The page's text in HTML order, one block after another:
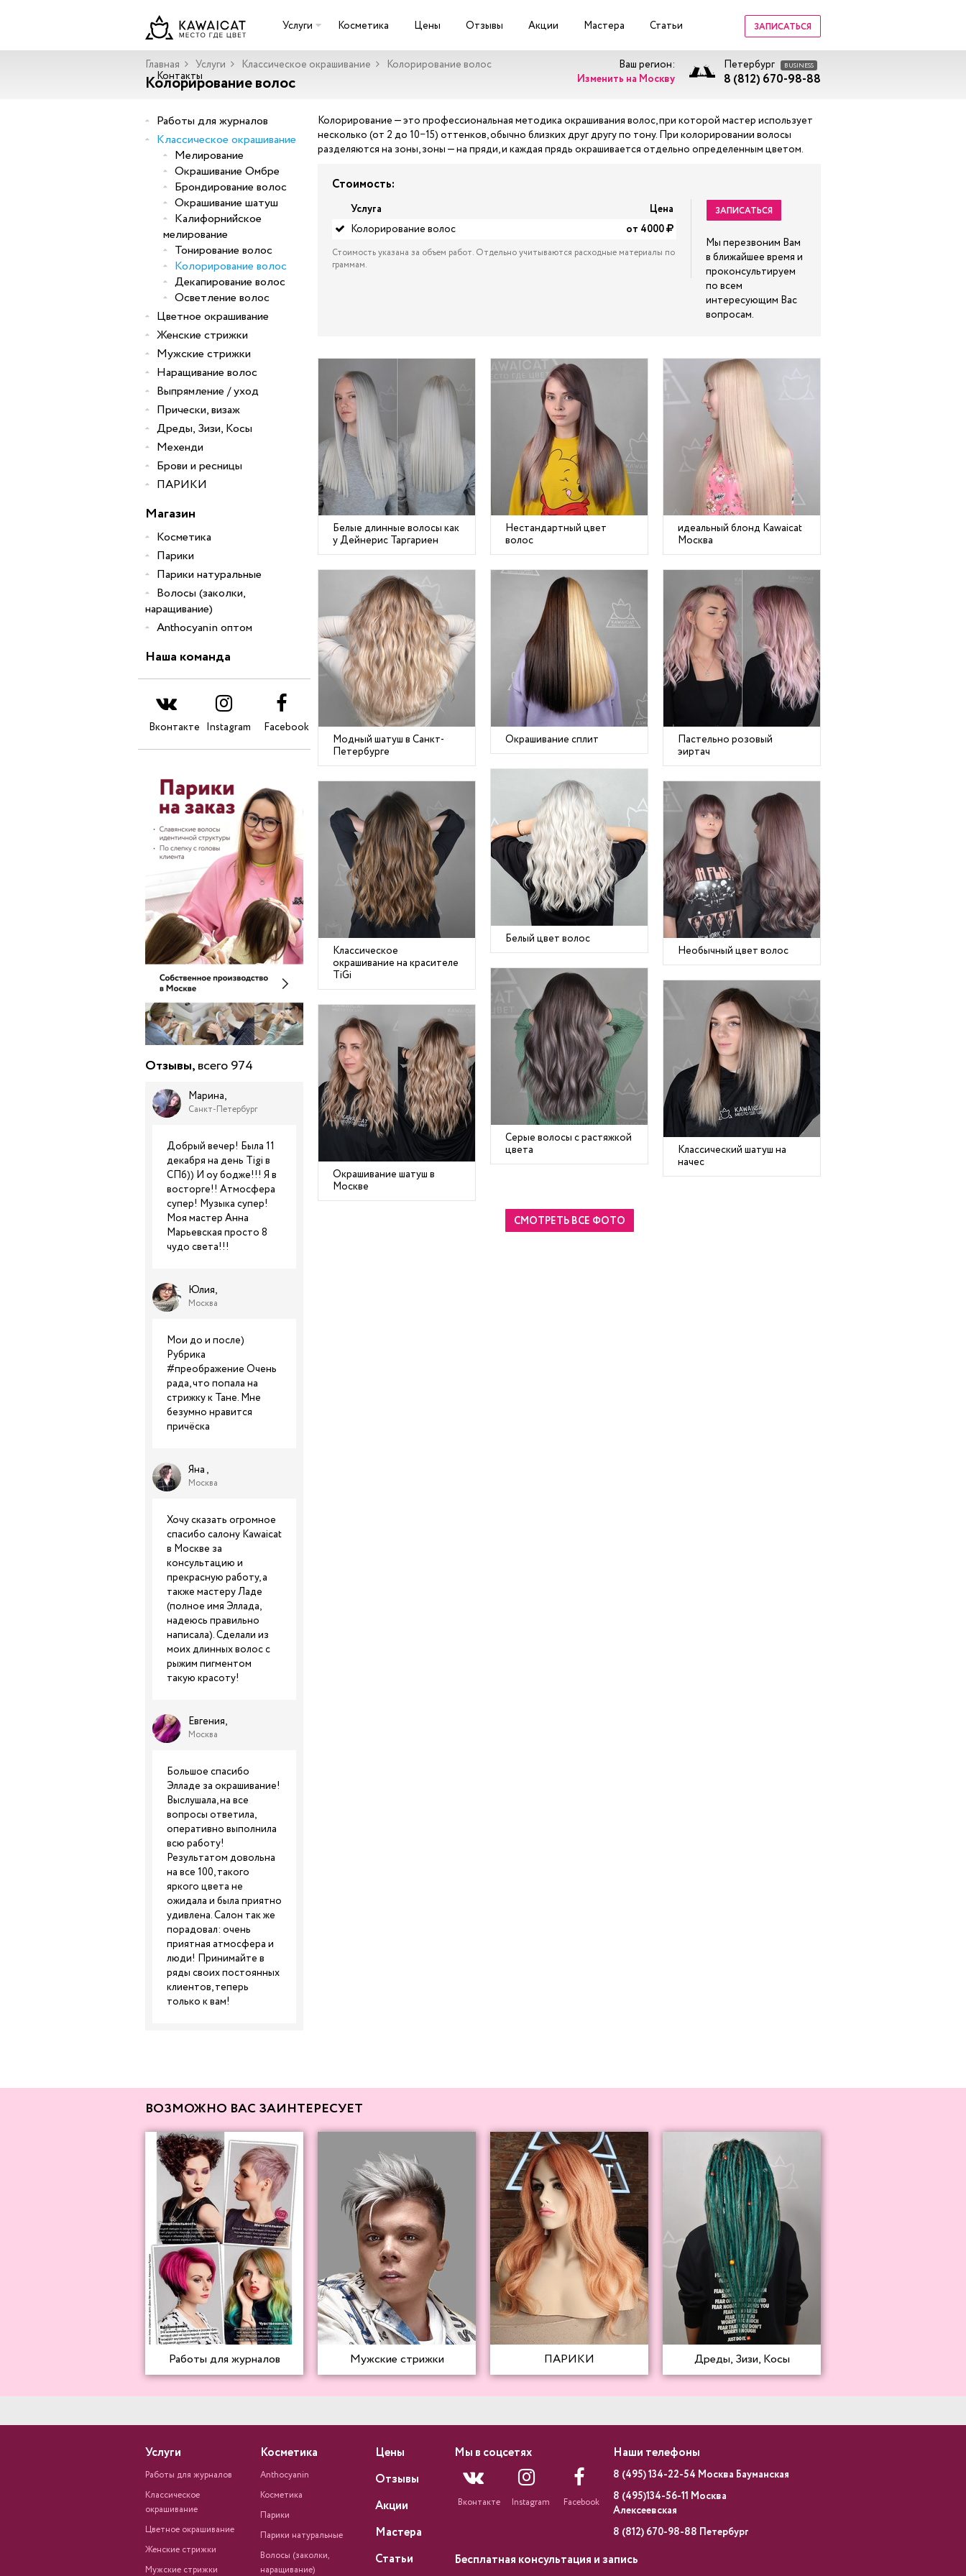
ЗАПИСАТЬСЯ
Услуги Косметика Цены Отзывы Акции Мастера Статьи
Контакты
Ваш регион:
Изменить на Москву
Петербург BUSINESS
8 (812) 670-98-88
Главная Услуги Классическое окрашивание Колорирование волос
Колорирование волос
Работы для журналов
Классическое окрашивание
Мелирование
Окрашивание Омбре
Брондирование волос
Окрашивание шатуш
Калифорнийское
мелирование
Тонирование волос
Колорирование волос
Декапирование волос
Осветление волос
Цветное окрашивание
Женские стрижки
Мужские стрижки
Наращивание волос
Выпрямление / уход
Прически, визаж
Дреды, Зизи, Косы
Мехенди
Брови и ресницы
ПАРИКИ
Магазин
Косметика
Парики
Парики натуральные
Волосы (заколки,
наращивание)
Anthocyanin оптом
Наша команда
Вконтакте Instagram Facebook
Отзывы,всего 974
Марина,
Санкт-Петербург
Добрый вечер! Была 11
декабря на день Tigi в
СПб)) И оу бодже!!! Я в
восторге!! Атмосфера
супер! Музыка супер!
Моя мастер Анна
Марьевская просто 8
чудо света!!!
Юлия,
Москва
Мои до и после)
Рубрика
#преображение Очень
рада, что попала на
стрижку к Тане. Мне
безумно нравится
причёска
Яна ,
Москва
Хочу сказать огромное
спасибо салону Kawaicat
в Москве за
консультацию и
прекрасную работу, а
также мастеру Ладе
(полное имя Эллада,
надеюсь правильно
написала). Сделали из
моих длинных волос с
рыжим пигментом
такую красоту!
Евгения,
Москва
Большое спасибо
Элладе за окрашивание!
Выслушала, на все
вопросы ответила,
оперативно выполнила
всю работу!
Результатом довольна
на все 100, такого
яркого цвета не
ожидала и была приятно
удивлена. Салон так же
порадовал: очень
приятная атмосфера и
люди! Принимайте в
ряды своих постоянных
клиентов, теперь
только к вам!
Колорирование — это профессиональная методика окрашивания волос, при которой мастер использует
несколько (от 2 до 10−15) оттенков, обычно близких друг другу по тону. При колорировании волосы
разделяются на зоны, зоны — на пряди, и каждая прядь окрашивается отдельно определенным цветом.
Стоимость:
Услуга
Цена
Колорирование волос
от 4000
Стоимость указана за объем работ. Отдельно учитываются расходные материалы по
граммам.
ЗАПИСАТЬСЯ
Мы перезвоним Вам
в ближайшее время и
проконсультируем
по всем
интересующим Вас
вопросам.
Белые длинные волосы как
у Дейнерис Таргариен
Нестандартный цвет
волос
идеальный блонд Kawaicat
Москва
Модный шатуш в Санкт-
Петербурге
Окрашивание сплит
Пастельно розовый
эиртач
Белый цвет волос
Классическое
окрашивание на красителе
TiGi
Необычный цвет волос
Серые волосы с растяжкой
цвета
Классический шатуш на
начес
Окрашивание шатуш в
Москве
СМОТРЕТЬ ВСЕ ФОТО
ВОЗМОЖНО ВАС ЗАИНТЕРЕСУЕТ
Работы для журналов Мужские стрижки ПАРИКИ Дреды, Зизи, Косы
Услуги
Работы для журналов
Классическое
окрашивание
Цветное окрашивание
Женские стрижки
Мужские стрижки
Косметика
Anthocyanin
Косметика
Парики
Парики натуральные
Волосы (заколки,
наращивание)
Цены
Отзывы
Акции
Мастера
Статьи
Мы в соцсетях
Вконтакте Instagram Facebook
Наши телефоны
8 (495) 134-22-54 Москва Бауманская
8 (495)134-56-11 Москва
Алексеевская
8 (812) 670-98-88 Петербург
Бесплатная консультация и запись